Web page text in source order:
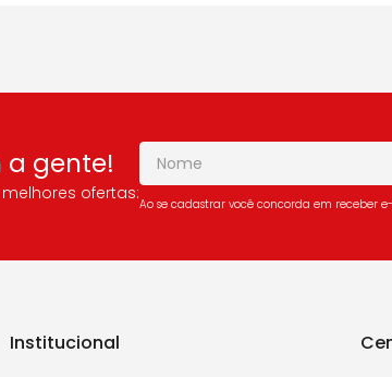
a gente!
ofertas:
Ao se cadastrar você concorda em receber
Institucional